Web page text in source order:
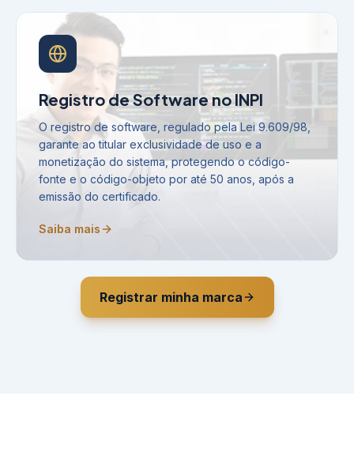
Registro de Software no INPI
O registro de software, regulado pela Lei 9.609/98,
garante ao titular exclusividade de uso e a
monetização do sistema, protegendo o código-
fonte e o código-objeto por até 50 anos, após a
emissão do certificado.
Saiba mais
Registrar minha marca